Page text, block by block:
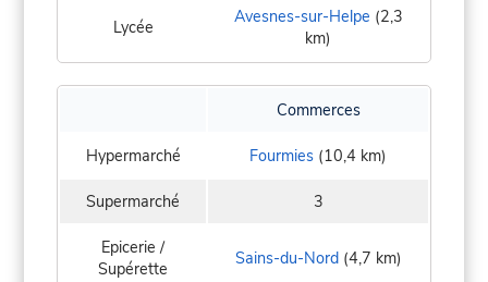
Lycée Avesnes-sur-Helpe (2,3
km)
Commerces
Hypermarché Fourmies (10,4 km)
Supermarché 3
Epicerie /
Supérette
Sains-du-Nord(4,7 km)